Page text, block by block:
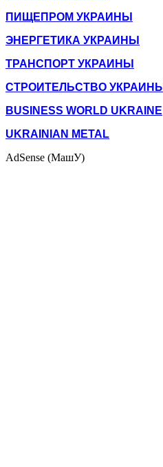
ПИЩЕПРОМ УКРАИНЫ
ЭНЕРГЕТИКА УКРАИНЫ
ТРАНСПОРТ УКРАИНЫ
СТРОИТЕЛЬСТВО УКРАИНЫ
BUSINESS WORLD UKRAINE
UKRAINIAN METAL
AdSense (МашУ)